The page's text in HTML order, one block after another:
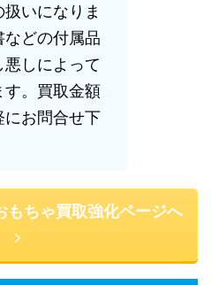
いになりま
どの付属品
しによって
す。買取金額
にお問合せ下
ちゃ買取強化ページへ